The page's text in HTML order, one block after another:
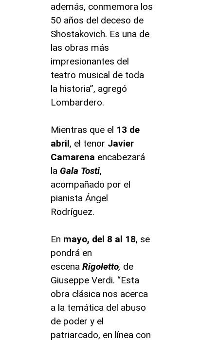
además, conmemora los
50 años del deceso de
Shostakovich. Es una de
las obras más
impresionantes del
teatro musical de toda
la historia”, agregó
Lombardero.
Mientras que el 13 de
abril, el tenor Javier
Camarena encabezará
la Gala Tosti,
acompañado por el
pianista Ángel
Rodríguez.
En mayo, del 8 al 18, se
pondrá en
escena Rigoletto, de
Giuseppe Verdi. “Esta
obra clásica nos acerca
a la temática del abuso
de poder y el
patriarcado, en línea con